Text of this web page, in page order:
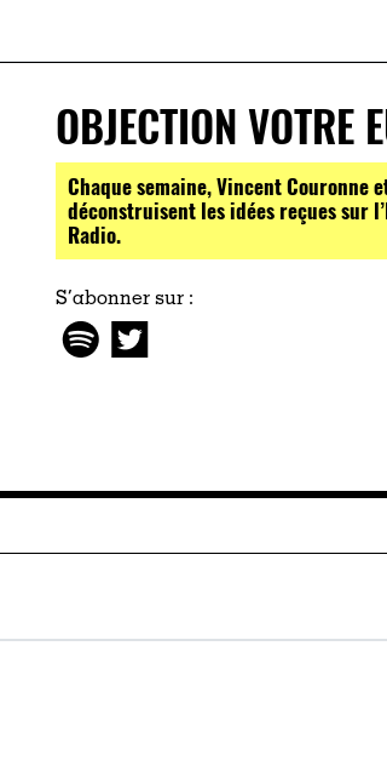
OBJECTION VOTRE
Chaque semaine, Vincent Couronne
déconstruisent les idées reçues sur
Radio.
S’abonner sur :